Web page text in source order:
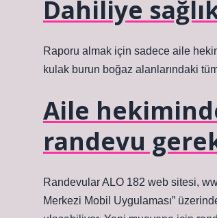
Dahiliye
Raporu almak için sadece aile
kulak burun boğaz alanlarındaki
Aile
randevu
Randevular ALO 182 web sitesi,
Merkezi Mobil Uygulaması”